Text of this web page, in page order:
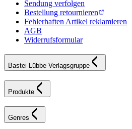
Sendung verfolgen
Bestellung retournieren
Fehlerhaften Artikel reklamieren
AGB
Widerrufsformular
Bastei Lübbe Verlagsgruppe
Produkte
Genres